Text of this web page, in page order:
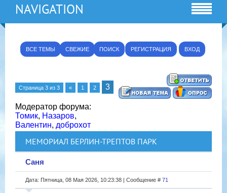
NAVIGATION
ВСЕ ТЕМЫ СВЕЖИЕ ПОИСК РЕГИСТРАЦИЯ ВХОД
Страница 3 из 3 « 1 2 3
Модератор форума:
Томик, Назаров,
Валентин, доброхот
МЕМОРИАЛ БЕРЛИН-ТРЕПТОВ ПАРК
Саня
Дата: Пятница, 08 Мая 2026, 10:23:38 | Сообщение # 71